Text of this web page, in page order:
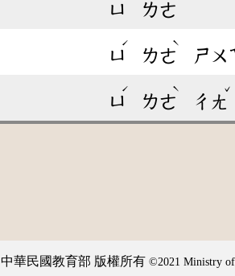
ㄩ ㄌㄜ
ㄩ
ˊ
ㄌㄜ
ˋ
ㄕㄨ
ㄩ
ˊ
ㄌㄜ
ˋ
ㄔㄤ
ˇ
中華民國教育部 版權所有 ©2021 Ministry of